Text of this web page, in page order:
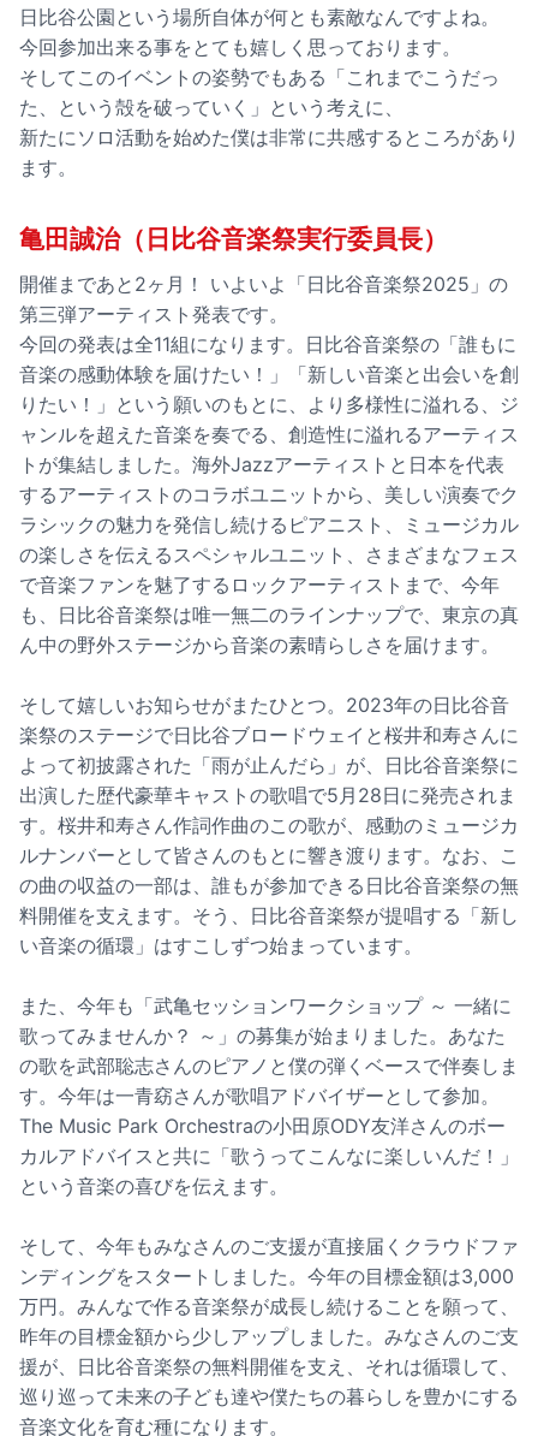
日比谷公園という場所自体が何とも素敵なんですよね。
今回参加出来る事をとても嬉しく思っております。
そしてこのイベントの姿勢でもある「これまでこうだっ
た、という殻を破っていく」という考えに、
新たにソロ活動を始めた僕は非常に共感するところがあり
ます。
亀田誠治（日比谷音楽祭実行委員長）
開催まであと2ヶ月！ いよいよ「日比谷音楽祭2025」の
第三弾アーティスト発表です。
今回の発表は全11組になります。日比谷音楽祭の「誰もに
音楽の感動体験を届けたい！」「新しい音楽と出会いを創
りたい！」という願いのもとに、より多様性に溢れる、ジ
ャンルを超えた音楽を奏でる、創造性に溢れるアーティス
トが集結しました。海外Jazzアーティストと日本を代表
するアーティストのコラボユニットから、美しい演奏でク
ラシックの魅力を発信し続けるピアニスト、ミュージカル
の楽しさを伝えるスペシャルユニット、さまざまなフェス
で音楽ファンを魅了するロックアーティストまで、今年
も、日比谷音楽祭は唯一無二のラインナップで、東京の真
ん中の野外ステージから音楽の素晴らしさを届けます。
そして嬉しいお知らせがまたひとつ。2023年の日比谷音
楽祭のステージで日比谷ブロードウェイと桜井和寿さんに
よって初披露された「雨が止んだら」が、日比谷音楽祭に
出演した歴代豪華キャストの歌唱で5月28日に発売されま
す。桜井和寿さん作詞作曲のこの歌が、感動のミュージカ
ルナンバーとして皆さんのもとに響き渡ります。なお、こ
の曲の収益の一部は、誰もが参加できる日比谷音楽祭の無
料開催を支えます。そう、日比谷音楽祭が提唱する「新し
い音楽の循環」はすこしずつ始まっています。
また、今年も「武亀セッションワークショップ ～ 一緒に
歌ってみませんか？ ～」の募集が始まりました。あなた
の歌を武部聡志さんのピアノと僕の弾くベースで伴奏しま
す。今年は一青窈さんが歌唱アドバイザーとして参加。
The Music Park Orchestraの小田原ODY友洋さんのボー
カルアドバイスと共に「歌うってこんなに楽しいんだ！」
という音楽の喜びを伝えます。
そして、今年もみなさんのご支援が直接届くクラウドファ
ンディングをスタートしました。今年の目標金額は3,000
万円。みんなで作る音楽祭が成長し続けることを願って、
昨年の目標金額から少しアップしました。みなさんのご支
援が、日比谷音楽祭の無料開催を支え、それは循環して、
巡り巡って未来の子ども達や僕たちの暮らしを豊かにする
音楽文化を育む種になります。